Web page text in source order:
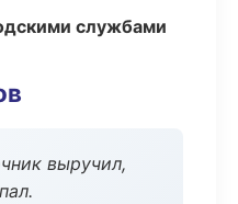
службами
выручил,